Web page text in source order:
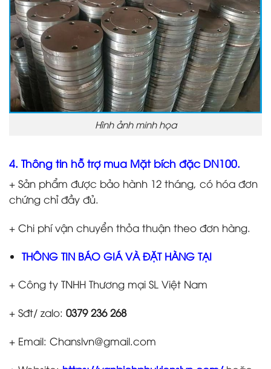
Hình ảnh minh họa
4. Thông tin hỗ trợ mua Mặt bích đặc DN100.
+ Sản phẩm được bảo hành 12 tháng, có hóa đơn
chứng chỉ đầy đủ.
+ Chi phí vận chuyển thỏa thuận theo đơn hàng.
THÔNG TIN BÁO GIÁ VÀ ĐẶT HÀNG TẠI
+ Công ty TNHH Thương mại SL Việt Nam
+ Sđt/ zalo: 0379 236 268
+ Email: Chanslvn@gmail.com